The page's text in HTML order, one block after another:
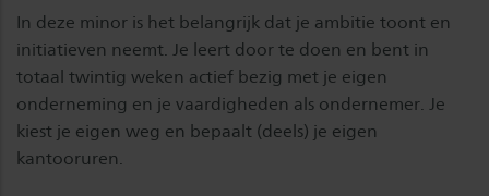
In deze minor is het belangrijk dat je ambitie toont en
initiatieven neemt. Je leert door te doen en bent in
totaal twintig weken actief bezig met je eigen
onderneming en je vaardigheden als ondernemer. Je
kiest je eigen weg en bepaalt (deels) je eigen
kantooruren.